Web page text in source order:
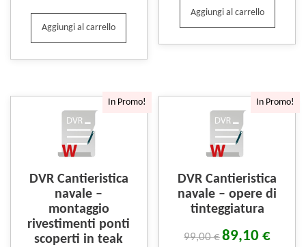
Aggiungi al carrello
Aggiungi al carrello
In Promo!
DVR Cantieristica
navale –
montaggio
rivestimenti ponti
scoperti in teak
In Promo!
DVR Cantieristica
navale – opere di
tinteggiatura
99,00€89,10€